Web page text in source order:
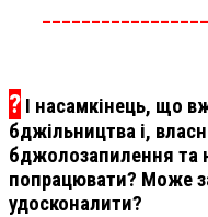
? І насамкінець, що
бджільництва і,
бджолозапилення та
попрацювати? Може
удосконалити?